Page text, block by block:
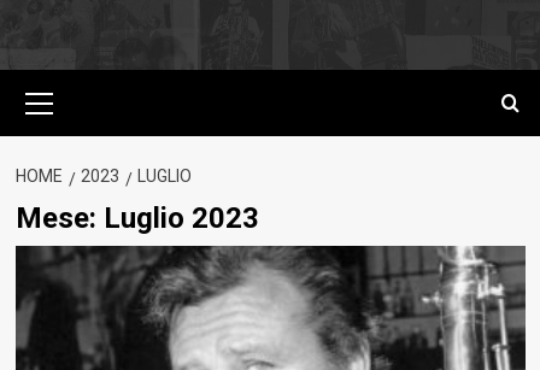
principale
HOME 2023 LUGLIO
Mese: Luglio 2023